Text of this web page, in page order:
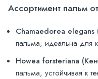
Ассортимент пальм
Chamaedorea
пальма, идеальна для
Howea forsteriana
пальма, устойчивая к